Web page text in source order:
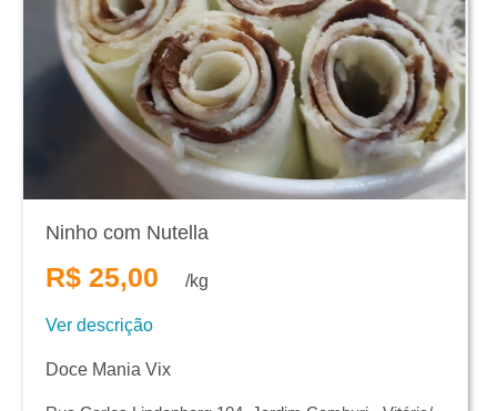
Ninho com Nutella
R$ 25,00 /kg
Ver descrição
Doce Mania Vix